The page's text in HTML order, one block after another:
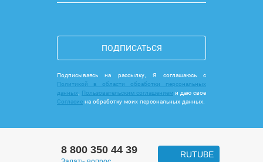
ПОДПИСАТЬСЯ
Подписываясь на рассылку, Я соглашаюсь с
Политикой в области обработки персональных
данных
Пользовательским соглашением и даю свое
Согласие на обработку моих персональных данных.
8 800 350 44 39 RUTUBE